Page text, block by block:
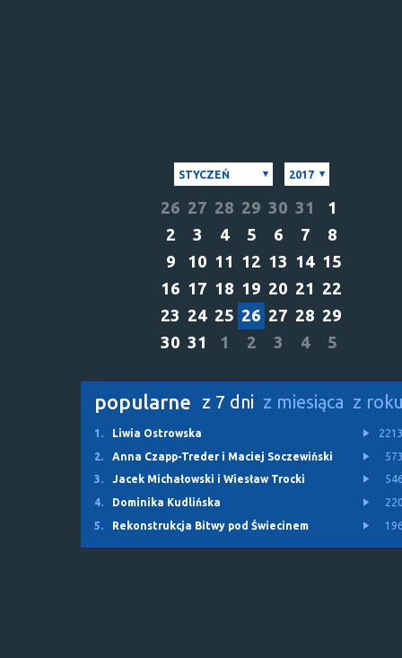
STYCZEŃ 2017
26 27 28 29 30 31
1
2
3 4 5 6 7
8
9
10 11 12 13 14 15
16 17 18 19 20 21 22
23 24 25 26 27 28 29
30 31 1 2 3 4 5
popularne z 7 dni z miesiąca z
1. Liwia Ostrowska
2.
Anna Czapp-Treder i Maciej Soczewiński
3.
Jacek Michałowski i Wiesław Trocki
4.
Dominika Kudlińska
5.
Rekonstrukcja Bitwy pod Świecinem